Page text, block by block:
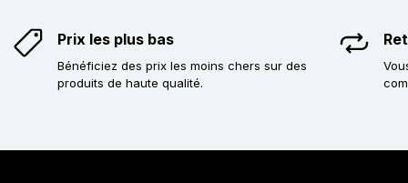
Prix les plus bas
Bénéficiez des prix les moins chers sur des
produits de haute qualité.